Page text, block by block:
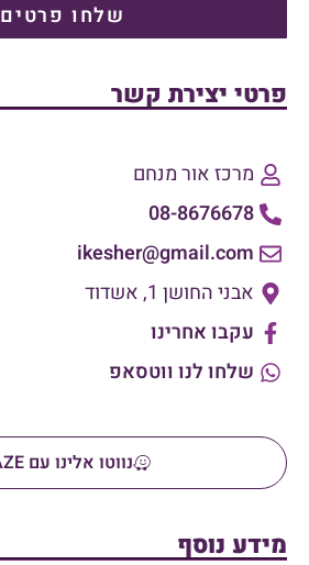
שלחו פרטים
פרטי יצירת קשר
מרכז אור מנחם
08-8676678
ikesher@gmail.com
אבני החושן 1, אשדוד
עקבו אחרינו
שלחו לנו ווטסאפ
נווטו אלינו עם WAZE
מידע נוסף